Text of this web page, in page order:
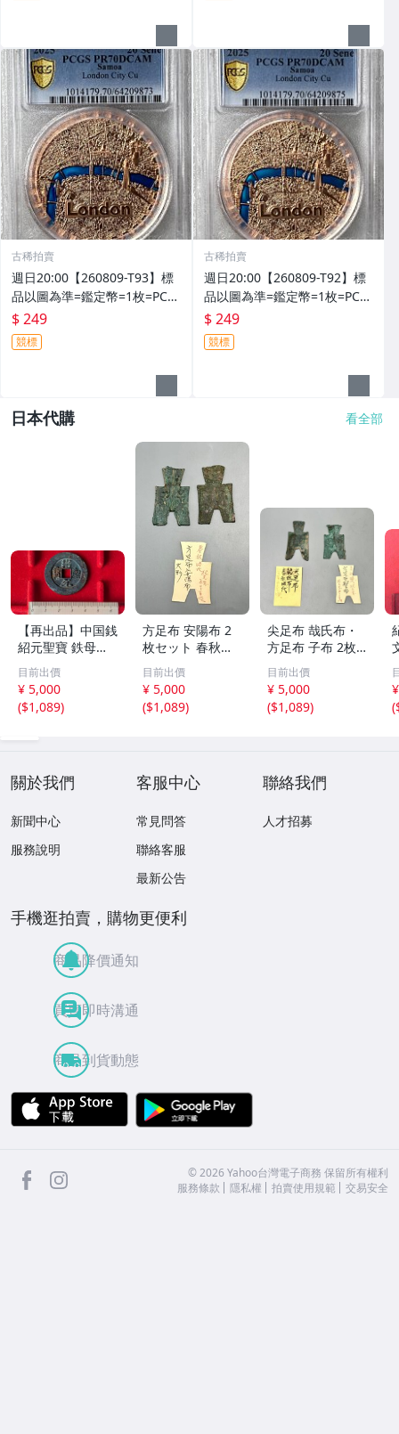
古稀拍賣
週日20:00【260809-T93】標
品以圖為準=鑑定幣=1枚=PCG
S PR70DCAM=2025年薩摩亞
倫敦風景精鑄20塞內銅幣
$ 249
競標
古稀拍賣
週日20:00【260809-T92】標
品以圖為準=鑑定幣=1枚=PCG
S PR70DCAM=2025年薩摩亞
倫敦風景精鑄20塞內銅幣
$ 249
競標
日本代購 看全部
【再出品】中国銭
紹元聖寶 鉄母
銭？
目前出價
¥ 5,000
($1,089)
方足布 安陽布 2
枚セット 春秋戦
国時代 中国古代
銭貨 布貨 布幣 銅
銭 古銭 コレクシ
ョン 貨幣
目前出價
¥ 5,000
($1,089)
尖足布 哉氏布・
方足布 子布 2枚
セット 中国戦国
古銭 布幣 古銭 貨
布 貨幣
目前出價
¥ 5,000
($1,089)
(
關於我們
新聞中心
服務說明
客服中心
常見問答
聯絡客服
最新公告
聯絡我們
人才招募
手機逛拍賣，購物更便利
商品降價通知
買賣即時溝通
商品到貨動態
APP Store
facebook ©2026 Yahoo台灣電子商務 保留所有權利
服務條款
隱私權 拍賣使用規範 交易安全